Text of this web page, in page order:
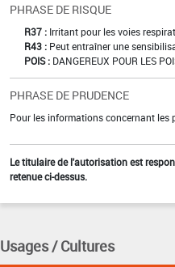
PHRASE DE RISQUE
R37 : Irritant pour les voies
R43 : Peut entraîner une
POIS : DANGEREUX POUR LES
PHRASE DE PRUDENCE
Pour les informations concernant les
Le titulaire de l'autorisation est
retenue ci-dessus.
Usages / Cultures